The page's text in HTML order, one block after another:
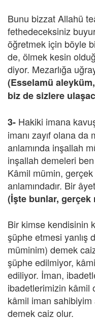
Bunu bizzat Allahü
fethedeceksiniz
öğretmek için böyle
de, ölmek kesin
diyor. Mezarlığa
(Esselamü
biz de sizlere
3- Hakiki imana
imanı zayıf olana
anlamında inşallah
inşallah demeleri
Kâmil mümin,
anlamındadır. Bir
(İşte bunlar, gerçek
Bir kimse kendisinin
şüphe etmesi yanlış
müminim) demek
şüphe edilmiyor,
ediliyor. İman,
ibadetlerimizin kâmil
kâmil iman
demek caiz olur.